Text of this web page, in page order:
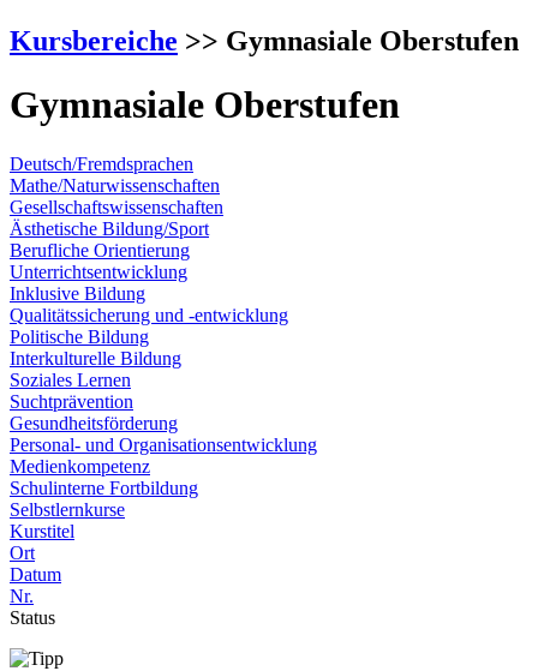
Kursbereiche >> Gymnasiale Oberstufen
Gymnasiale Oberstufen
Deutsch/Fremdsprachen
Mathe/Naturwissenschaften
Gesellschaftswissenschaften
Ästhetische Bildung/Sport
Berufliche Orientierung
Unterrichtsentwicklung
Inklusive Bildung
Qualitätssicherung und -entwicklung
Politische Bildung
Interkulturelle Bildung
Soziales Lernen
Suchtprävention
Gesundheitsförderung
Personal- und Organisationsentwicklung
Medienkompetenz
Schulinterne Fortbildung
Selbstlernkurse
Kurstitel
Ort
Datum
Nr.
Status